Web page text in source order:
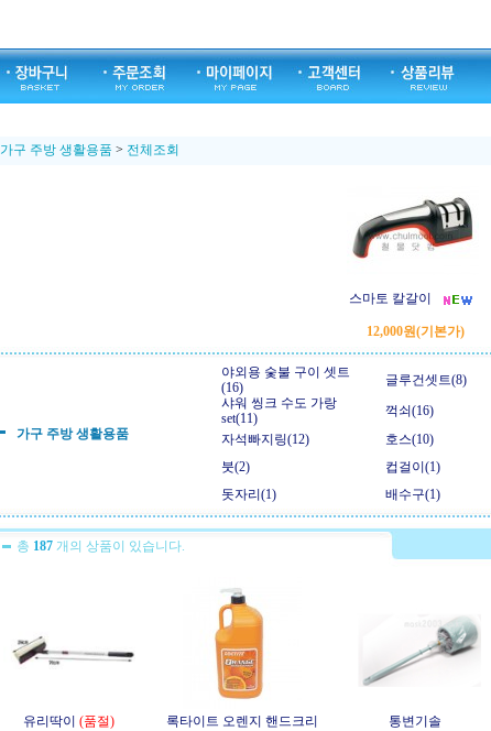
가구 주방 생활용품 > 전체조회
스마토 칼갈이
12,000원(기본가)
가구 주방 생활용품
야외용 숯불 구이 셋트
(16)
글루건셋트(8)
샤워 씽크 수도 가랑
set(11)
꺽쇠(16)
자석빠지링(12)
호스(10)
붓(2)
컵걸이(1)
돗자리(1)
배수구(1)
총 187 개의 상품이 있습니다.
유리딱이 (품절)
록타이트 오렌지 핸드크리
통변기솔